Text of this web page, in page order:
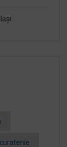
curatenie